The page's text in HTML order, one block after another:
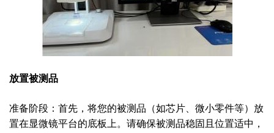
放置被测品
准备阶段：首先，将您的被测品（如芯片、微小零件等）放
置在显微镜平台的底板上。请确保被测品稳固且位置适中，